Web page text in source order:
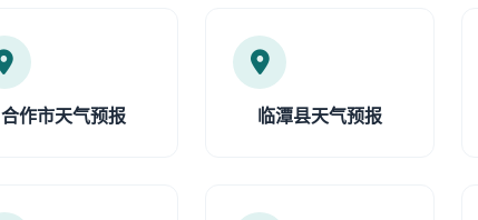
合作市天气预报 临潭县天气预报